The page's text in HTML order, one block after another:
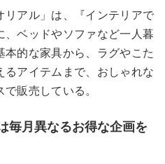
リアル」は、『インテリアで
、ベッドやソファなど一人暮
本的な家具から、ラグやこた
るアイテムまで、おしゃれな
販売している。
毎月異なるお得な企画を